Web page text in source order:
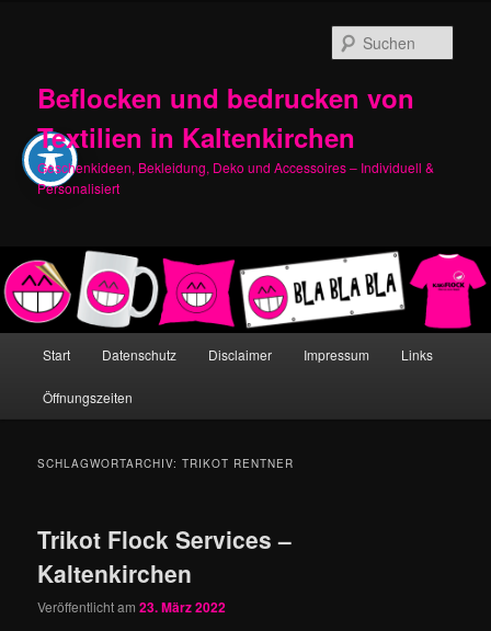
Beflocken und bedrucken von
Textilien in Kaltenkirchen
Geschenkideen, Bekleidung, Deko und Accessoires – Individuell &
Personalisiert
Start Datenschutz Disclaimer Impressum Links
Öffnungszeiten
SCHLAGWORTARCHIV:TRIKOT RENTNER
Trikot Flock Services –
Kaltenkirchen
Veröffentlicht am23. März 2022